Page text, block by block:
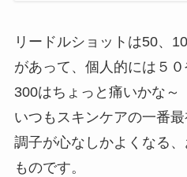
リードルショットは50、
があって、個人的には５０
300はちょっと痛いかな～
いつもスキンケアの一番
調子が心なしかよくなる
ものです。